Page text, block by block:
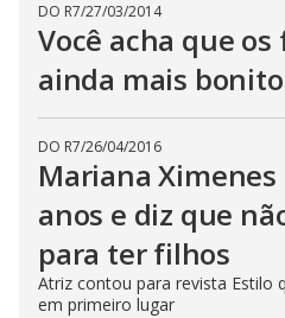
DO R7/27/03/2014
Você acha que
ainda mais
DO R7/26/04/2016
Mariana
anos e diz que
para ter filhos
Atriz contou para revista Estilo
em primeiro lugar